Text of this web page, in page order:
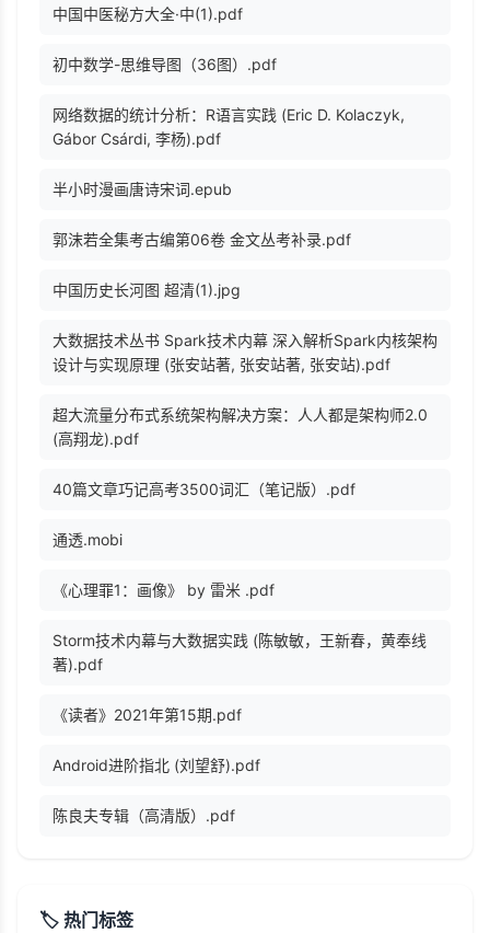
中国中医秘方大全·中(1).pdf
初中数学-思维导图（36图）.pdf
网络数据的统计分析：R语言实践 (Eric D. Kolaczyk,
Gábor Csárdi, 李杨).pdf
半小时漫画唐诗宋词.epub
郭沫若全集考古编第06卷 金文丛考补录.pdf
中国历史长河图 超清(1).jpg
大数据技术丛书 Spark技术内幕 深入解析Spark内核架构
设计与实现原理 (张安站著, 张安站著, 张安站).pdf
超大流量分布式系统架构解决方案：人人都是架构师2.0
(高翔龙).pdf
40篇文章巧记高考3500词汇（笔记版）.pdf
通透.mobi
《心理罪1：画像》 by 雷米 .pdf
Storm技术内幕与大数据实践 (陈敏敏，王新春，黄奉线
著).pdf
《读者》2021年第15期.pdf
Android进阶指北 (刘望舒).pdf
陈良夫专辑（高清版）.pdf
🏷️ 热门标签